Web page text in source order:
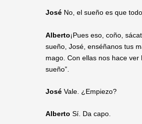
José No, el sueño es que
Alberto¡Pues eso, coño,
sueño, José, enséñanos tus
mago. Con ellas nos hace
sueño”.
José Vale. ¿Empiezo?
Alberto Sí. Da capo.